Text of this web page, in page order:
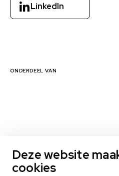
Deze website
cookies
LinkedIn
ONDERDEEL VAN
Bekijk alle domeinen